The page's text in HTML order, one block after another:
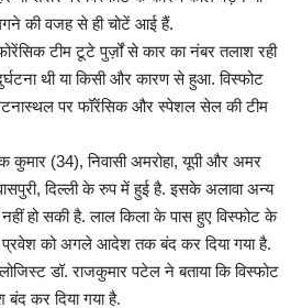
की वजह से ही चोटें आई हैं.
टीम टूटे पुर्ज़ों से कार का नंबर तलाश रही
थी या किसी और कारण से हुआ. विस्फोट
पर फॉरेंसिक और स्पेशल सेल की टीम
कुमार (34), निवासी अमरोहा, यूपी और अमर
दिल्ली के रुप में हुई है. इसके अलावा अन्य
हो सकी है. लाल किला के पास हुए विस्फोट के
प्रवेश को अगले आदेश तक बंद कर दिया गया है.
डॉ. राजकुमार पटेल ने बताया कि विस्फोट
कर दिया गया है.